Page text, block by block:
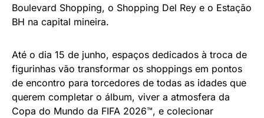
Boulevard Shopping, o Shopping Del Rey e o Estação
BH na capital mineira.
Até o dia 15 de junho, espaços dedicados à troca de
figurinhas vão transformar os shoppings em pontos
de encontro para torcedores de todas as idades que
querem completar o álbum, viver a atmosfera da
Copa do Mundo da FIFA 2026™, e colecionar